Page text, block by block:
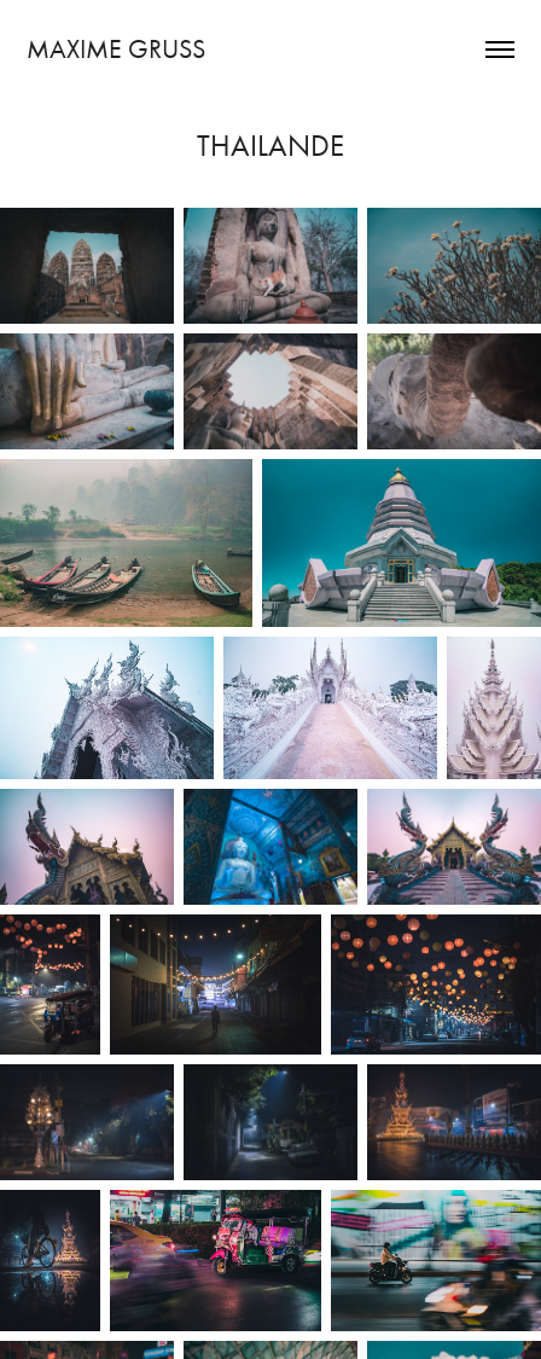
MAXIME GRUSS
THAILANDE